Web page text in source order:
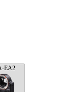
EA2